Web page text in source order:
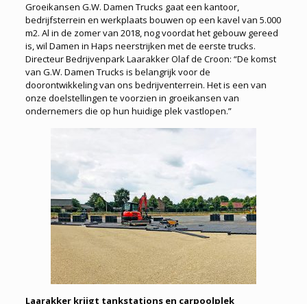
Groeikansen G.W. Damen Trucks gaat een kantoor,
bedrijfsterrein en werkplaats bouwen op een kavel van 5.000
m2. Al in de zomer van 2018, nog voordat het gebouw gereed
is, wil Damen in Haps neerstrijken met de eerste trucks.
Directeur Bedrijvenpark Laarakker Olaf de Croon: “De komst
van G.W. Damen Trucks is belangrijk voor de
doorontwikkeling van ons bedrijventerrein. Het is een van
onze doelstellingen te voorzien in groeikansen van
ondernemers die op hun huidige plek vastlopen.”
Laarakker krijgt tankstations en carpoolplek